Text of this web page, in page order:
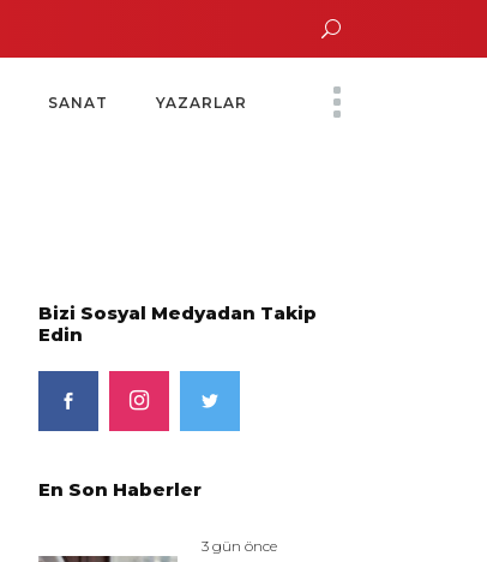
Yoko Ono Sergisi Özel Bir Davetle Açıldı
SANAT YAZARLAR
Bizi Sosyal Medyadan Takip
Edin
En Son Haberler
3 gün önce